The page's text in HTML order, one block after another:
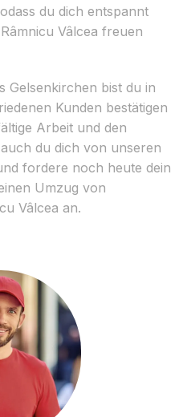
du dich entspannt
Vâlcea freuen
Gelsenkirchen bist du in
Kunden bestätigen
Arbeit und den
du dich von unseren
fordere noch heute dein
Umzug von
Vâlcea an.